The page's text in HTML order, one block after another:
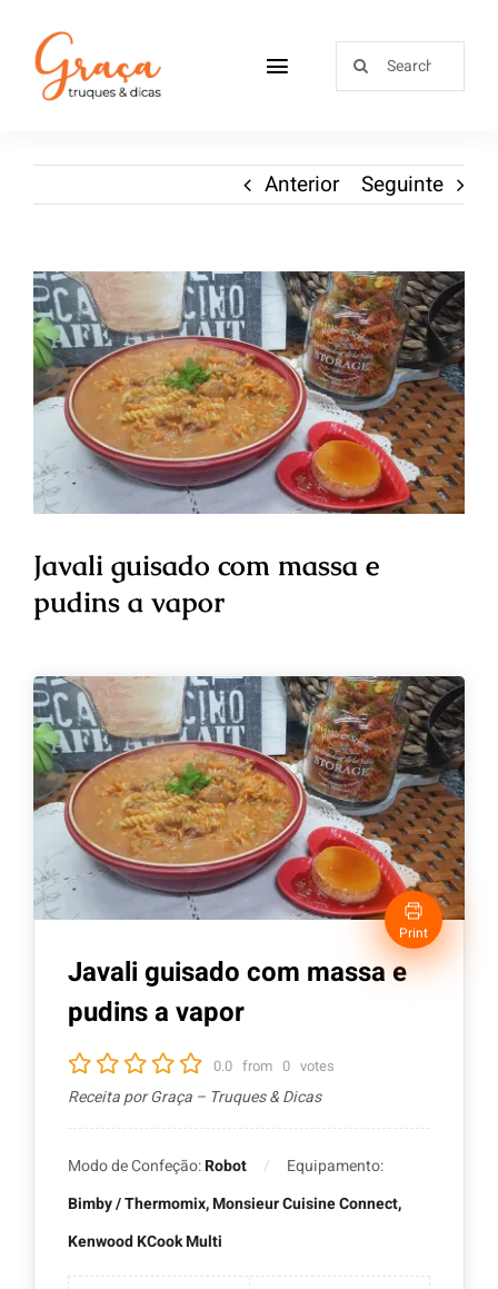
Receitas
Sobre
Loja
Blog
Contactos
Anterior Seguinte
Javali guisado com massa e
pudins a vapor
Print
Javali guisado com massa e
pudins a vapor
0.0 from 0 votes
Receita por Graça – Truques & Dicas
Modo de Confeção:Robot
Equipamento:
Bimby / Thermomix, Monsieur Cuisine Connect,
Kenwood KCook Multi